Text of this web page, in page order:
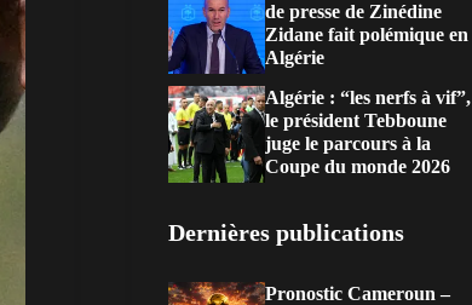
de presse de Zinédine
Zidane fait polémique en
Algérie
Algérie : “les nerfs à vif”,
le président Tebboune
juge le parcours à la
Coupe du monde 2026
Dernières publications
Pronostic Cameroun –